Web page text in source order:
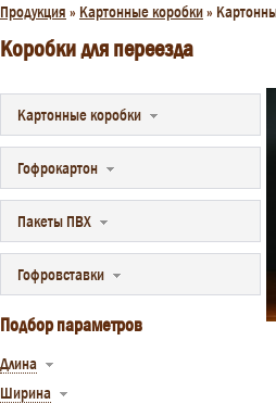
Продукция » Картонные коробки»
Коробки для переезда
Картонные коробки
Гофрокартон
Пакеты ПВХ
Гофровставки
Подбор параметров
Длина
Ширина